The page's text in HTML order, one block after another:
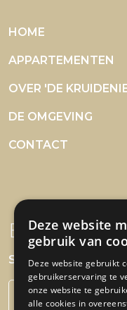
HOME
APPARTEMENTEN
OVER 'DE
DE OMGEVING
CONTACT
Blijf op de
SCHRIJF JE IN
Deze website
gebruik van
Deze website gebruikt
gebruikerservaring te
onze website te
alle cookies in